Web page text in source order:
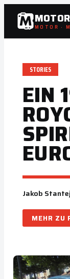
Zum
Inhalt
springen
MOTOR ·
STORIES
EIN
Jakob